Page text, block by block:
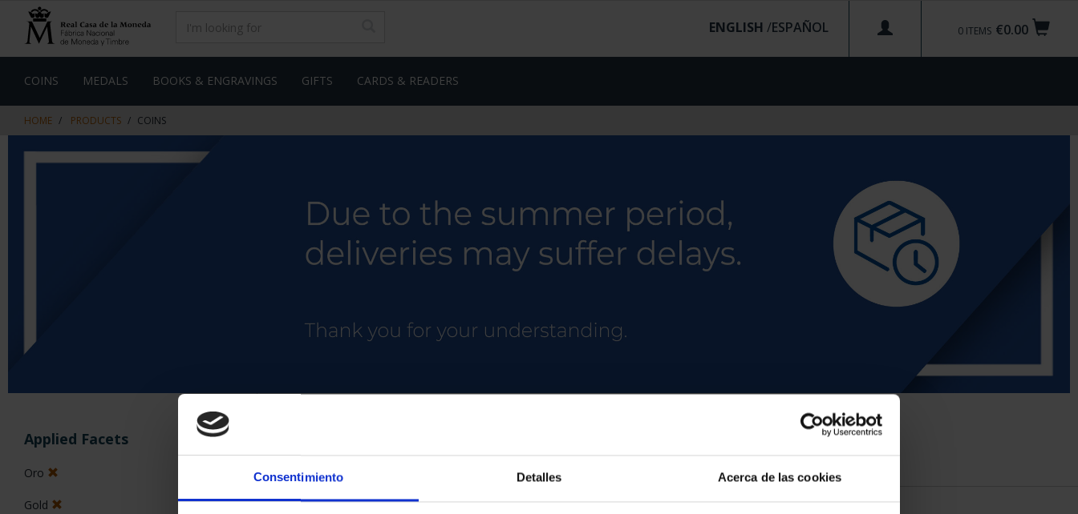
Consentimiento Detalles Acerca de las cookies
content
navigation
menu
€0.00
0 ITEMS
ENGLISH /
COINS MEDALS BOOKS & ENGRAVINGS GIFTS CARDS & READERS
HOME PRODUCTS COINS
Applied Facets
Oro
Gold